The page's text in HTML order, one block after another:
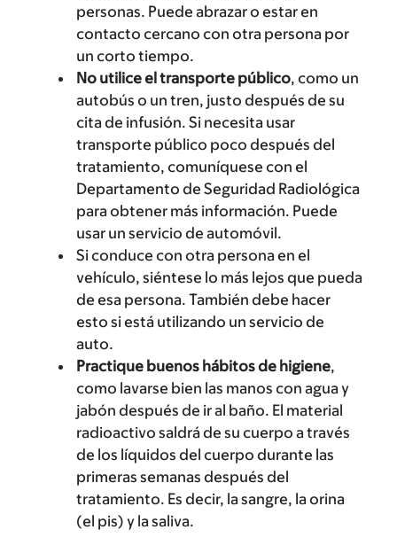
personas. Puede abrazar o estar en
contacto cercano con otra persona por
un corto tiempo.
No utilice el transporte público, como un
autobús o un tren, justo después de su
cita de infusión. Si necesita usar
transporte público poco después del
tratamiento, comuníquese con el
Departamento de Seguridad Radiológica
para obtener más información. Puede
usar un servicio de automóvil.
Si conduce con otra persona en el
vehículo, siéntese lo más lejos que pueda
de esa persona. También debe hacer
esto si está utilizando un servicio de
auto.
Practique buenos hábitos de higiene,
como lavarse bien las manos con agua y
jabón después de ir al baño. El material
radioactivo saldrá de su cuerpo a través
de los líquidos del cuerpo durante las
primeras semanas después del
tratamiento. Es decir, la sangre, la orina
(el pis) y la saliva.